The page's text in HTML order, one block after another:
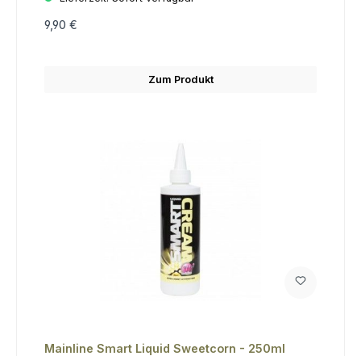
9,90 €
Zum Produkt
Mainline Smart Liquid Sweetcorn - 250ml